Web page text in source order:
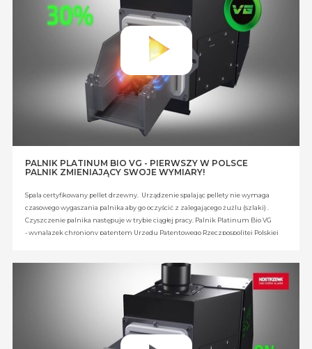
PALNIK PLATINUM BIO VG - PIERWSZY W POLSCE
PALNIK ZMIENIAJĄCY SWOJE WYMIARY!
Spala certyfikowany pellet drzewny. Urządzenie spalając pellety nie wymaga
czasowego wygaszania palnika aby go oczyścić z zalegającego żużlu (szlaki) .
Czyszczenie palnika następuje w trybie ciągłej pracy. Palnik Platinum Bio VG
- wynalazek chroniony patentem Urzędu Patentowego Rzeczpospolitej Polskiej